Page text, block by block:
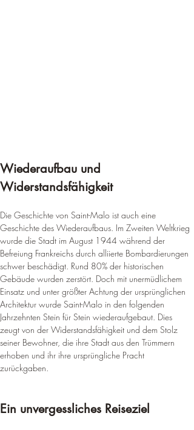
Wiederaufbau und
Widerstandsfähigkeit
Die Geschichte von Saint-Malo ist auch eine
Geschichte des Wiederaufbaus. Im Zweiten Weltkrieg
wurde die Stadt im August 1944 während der
Befreiung Frankreichs durch alliierte Bombardierungen
schwer beschädigt. Rund 80% der historischen
Gebäude wurden zerstört. Doch mit unermüdlichem
Einsatz und unter größter Achtung der ursprünglichen
Architektur wurde Saint-Malo in den folgenden
Jahrzehnten Stein für Stein wiederaufgebaut. Dies
zeugt von der Widerstandsfähigkeit und dem Stolz
seiner Bewohner, die ihre Stadt aus den Trümmern
erhoben und ihr ihre ursprüngliche Pracht
zurückgaben.
Ein unvergessliches Reiseziel